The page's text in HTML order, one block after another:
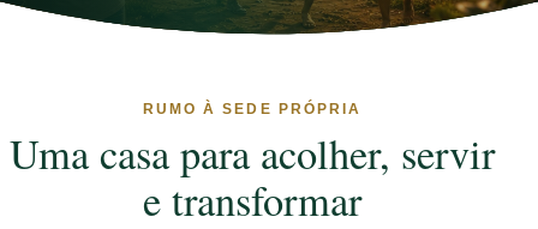
RUMO À SEDE PRÓPRIA
Uma casa para acolher, servir
e transformar